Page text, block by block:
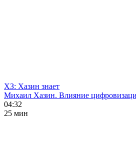
ХЗ: Хазин знает
Михаил Хазин. Влияние
04:32
25 мин